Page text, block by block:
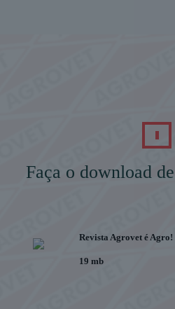
Faça o download
Revista Agrovet é Agro!
19 mb